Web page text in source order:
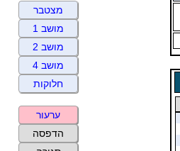
מצטבר
מושב 1
מושב 2
מושב 4
חלוקות
ערעור
הדפסה